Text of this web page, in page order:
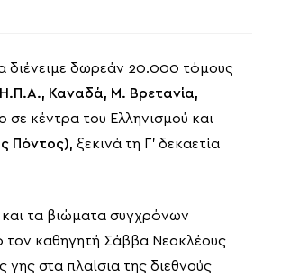
διένειμε δωρεάν 20.000 τόμους
Η.Π.Α., Καναδά, Μ. Βρετανία,
κέντρα του Ελληνισμού και
Πόντος), ξεκινά τη Γ’ δεκαετία
τα βιώματα συγχρόνων
τον καθηγητή Σάββα Νεοκλέους
γης στα πλαίσια της διεθνούς